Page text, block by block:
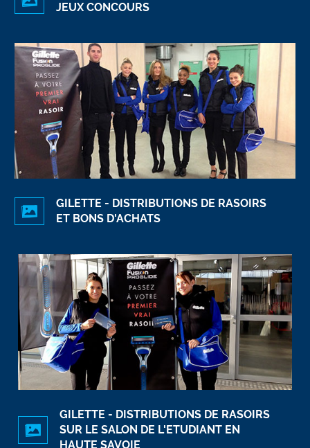
JEUX CONCOURS
GILETTE - DISTRIBUTIONS DE RASOIRS
ET BONS D'ACHATS
GILETTE - DISTRIBUTIONS DE RASOIRS
SUR LE SALON DE L'ETUDIANT EN
HAUTE SAVOIE